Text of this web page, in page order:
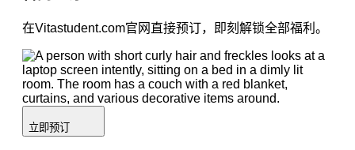
在Vitastudent.com官网直接预订，即刻解锁全部福利。
立即预订